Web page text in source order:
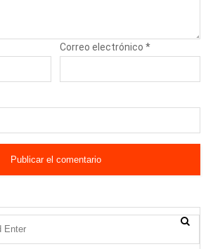
Correo electrónico*